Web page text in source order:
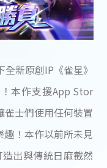
新原創IP《雀星》
本作支援App Stor
！本作以前所未見
出與傳統日麻截然